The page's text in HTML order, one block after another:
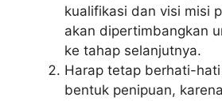
kualifikasi dan visi misi
akan dipertimbangkan
ke tahap selanjutnya.
Harap tetap berhati-
bentuk penipuan,